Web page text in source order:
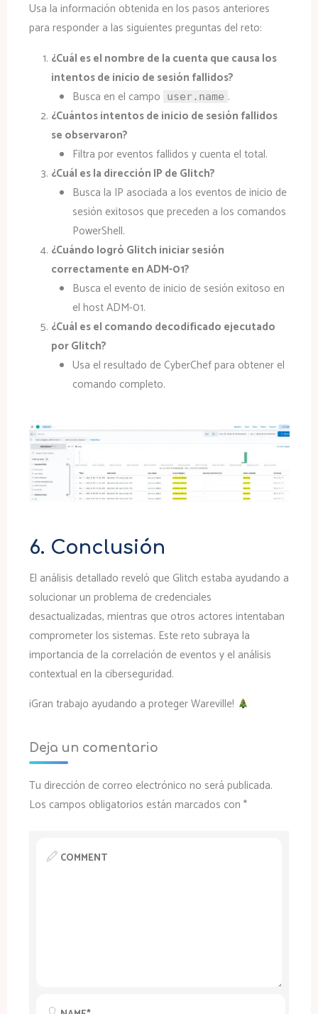
Usa la información obtenida en los pasos anteriores
para responder a las siguientes preguntas del reto:
¿Cuál es el nombre de la cuenta que causa los
intentos de inicio de sesión fallidos?
Busca en el campo
user.name .
¿Cuántos intentos de inicio de sesión fallidos
se observaron?
Filtra por eventos fallidos y cuenta el total.
¿Cuál es la dirección IP de Glitch?
Busca la IP asociada a los eventos de inicio de
sesión exitosos que preceden a los comandos
PowerShell.
¿Cuándo logró Glitch iniciar sesión
correctamente en ADM-01?
Busca el evento de inicio de sesión exitoso en
el host ADM-01.
¿Cuál es el comando decodificado ejecutado
por Glitch?
Usa el resultado de CyberChef para obtener el
comando completo.
6. Conclusión
El análisis detallado reveló que Glitch estaba ayudando a
solucionar un problema de credenciales
desactualizadas, mientras que otros actores intentaban
comprometer los sistemas. Este reto subraya la
importancia de la correlación de eventos y el análisis
contextual en la ciberseguridad.
¡Gran trabajo ayudando a proteger Wareville!
Deja un comentario
Tu dirección de correo electrónico no será publicada.
Los campos obligatorios están marcados con *